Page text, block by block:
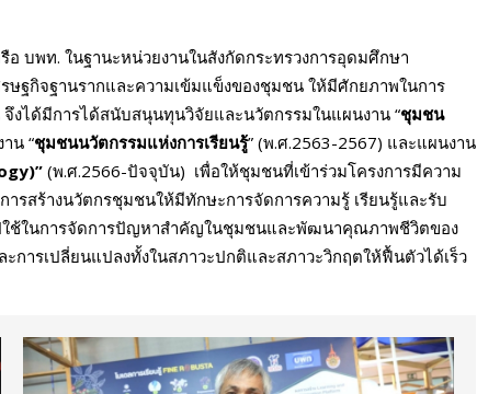
บพท. ในฐานะหน่วยงานในสังกัดกระทรวงการอุดมศึกษา
ฐกิจฐานรากและความเข้มแข็งของชุมชน ให้มีศักยภาพในการ
งได้มีการได้สนับสนุนทุนวิจัยและนวัตกรรมในแผนงาน “ชุมชน
น “ชุมชนนวัตกรรมแห่งการเรียนรู้” (พ.ศ.2563-2567) และแผนงาน
(พ.ศ.2566-ปัจจุบัน) เพื่อให้ชุมชนที่เข้าร่วมโครงการมีความ
รสร้างนวัตกรชุมชนให้มีทักษะการจัดการความรู้ เรียนรู้และรับ
ใช้ในการจัดการปัญหาสำคัญในชุมชนและพัฒนาคุณภาพชีวิตของ
การเปลี่ยนแปลงทั้งในสภาวะปกติและสภาวะวิกฤตให้ฟื้นตัวได้เร็ว